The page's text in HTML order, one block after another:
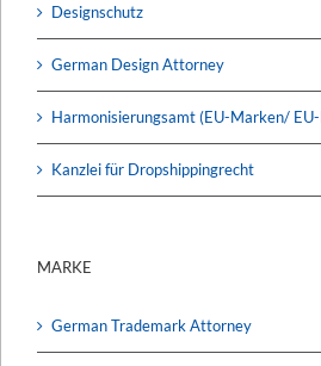
Designschutz
German Design Attorney
Harmonisierungsamt (EU-Marken/
Kanzlei für Dropshippingrecht
MARKE
German Trademark Attorney